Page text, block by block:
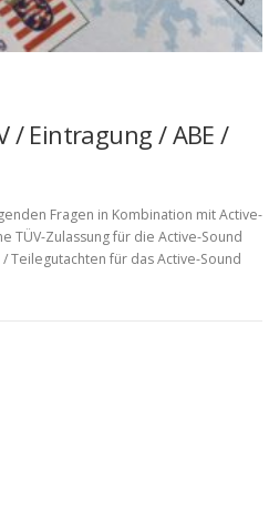
/ Eintragung / ABE /
Fragen in Kombination mit Active-
TÜV-Zulassung für die Active-Sound
Teilegutachten für das Active-Sound